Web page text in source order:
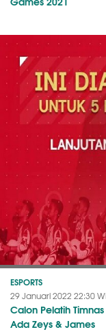
ESPORTS
29 Januari 2022 22:30
Calon Pelatih Timnas
Ada Zeys & James